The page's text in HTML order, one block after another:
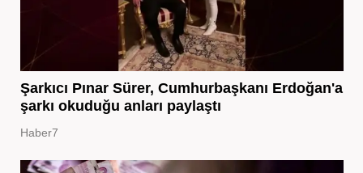
Şarkıcı Pınar Sürer, Cumhurbaşkanı Erdoğan'a
şarkı okuduğu anları paylaştı
Haber7